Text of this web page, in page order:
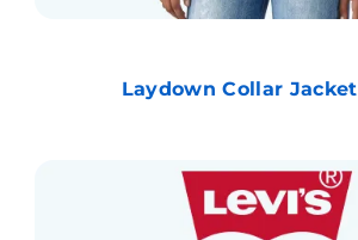
Laydown Collar Jacket